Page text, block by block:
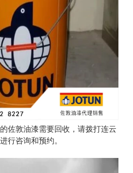
佐敦油漆需要回收，请拨打连云
行咨询和预约。